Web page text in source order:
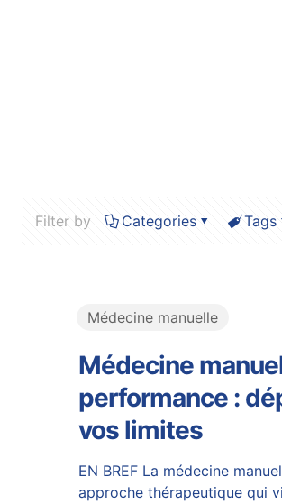
Filter by Categories Tags
Médecine manuelle
Médecine
performance :
vos limites
EN BREF La médecine
approche thérapeutique qui